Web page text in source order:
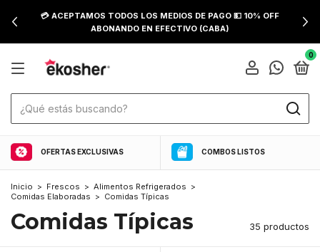
💳 ACEPTAMOS TODOS LOS MEDIOS DE PAGO 💵 10% OFF
ABONANDO EN EFECTIVO (CABA)
0
OFERTAS EXCLUSIVAS COMBOS LISTOS
Inicio > Frescos > Alimentos Refrigerados >
Comidas Elaboradas > Comidas Típicas
Comidas Típicas 35 productos